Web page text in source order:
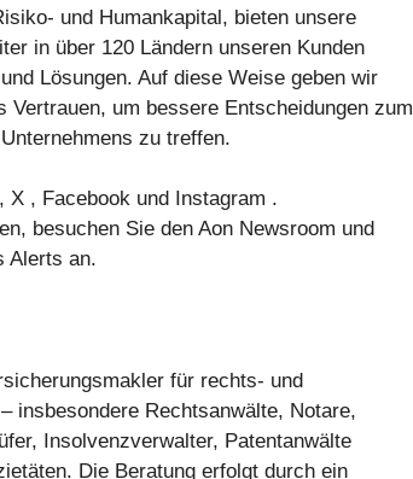
und Humankapital, bieten unsere
in über 120 Ländern unseren Kunden
Lösungen. Auf diese Weise geben wir
Vertrauen, um bessere Entscheidungen zum
zu treffen.
X , Facebook und Instagram .
besuchen Sie den Aon Newsroom und
Alerts an.
für rechts- und
insbesondere Rechtsanwälte, Notare,
Insolvenzverwalter, Patentanwälte
Die Beratung erfolgt durch ein